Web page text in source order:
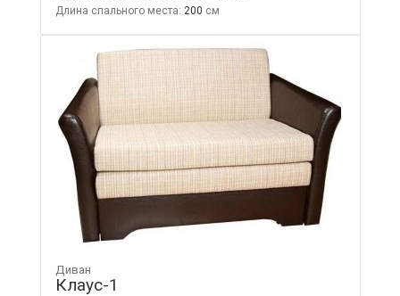
Длина спального места: 200
Диван
Клаус-1